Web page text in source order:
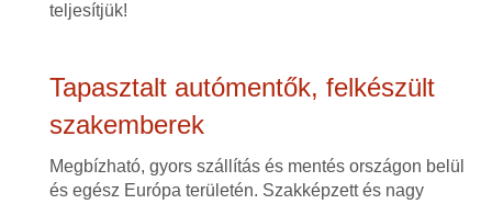
teljesítjük!
Tapasztalt autómentők, felkészült
szakemberek
Megbízható, gyors szállítás és mentés országon belül
és egész Európa területén. Szakképzett és nagy